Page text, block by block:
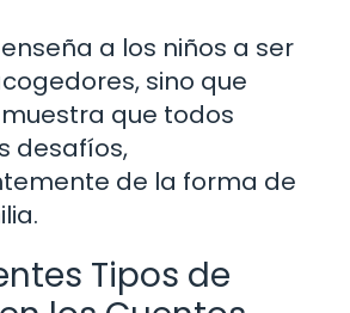
a los niños a ser
sino que
que todos
desafíos,
de la forma de
Tipos de